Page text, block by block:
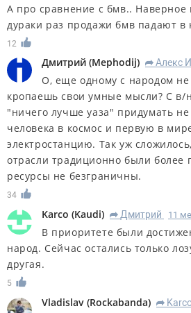
А про сравнение с бмв.. Наверное
дураки раз продажи бмв падают в
12
Дмитрий (Mephodij) R Алекс
О, еще одному с народом не
кропаешь свои умные мысли? С в/
"ничего лучше уаза" придумать не
человека в космос и первую в
электростанцию. Так уж
отрасли традиционно были более
ресурсы не безграничны.
34
Karco (Kaudi) R Дмитрий 11
В приоритете были
народ. Сейчас остались только
другая.
5
Vladislav (Rockabanda) R